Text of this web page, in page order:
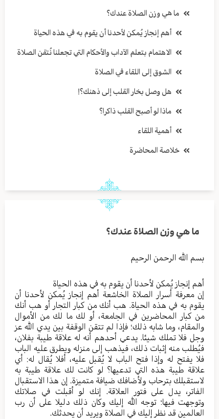
ما هي وزن الصلاة عندك؟
أهم إنجاز يُمكن لأحدنا أن يقوم به في هذه الحياة
الاهتمام بتعلم الآداب والأحكام التي تجعلنا نُتقن الصلاة
الشوق إلى اللقاء في الصلاة
هل وصل بخار القلب إلى ذهنك؟!
ماذا لو أصبح القلب ذاكرا؟
أهمية اللقاء
خلاصة المحاضرة
ما هي وزن الصلاة عندك؟
بسم الله الرحمن الرحيم
أهم إنجاز يُمكن لأحدنا أن يقوم به في هذه الحياة
إن معرفة أسرار الصلاة الخاشعة أهم إنجاز يُمكن لأحدنا أن
يقوم به في هذه الحياة. هب أنك من كبار التجار أو هب أنك
من كبار المحاضرين في الجامعة، أو لك ما لك من الأموال
والمقام، وما شابه ذلك؛ فإذا لم تتقن الوقفة بين يدي الله عز
وجل فلا تملك شيئا. يدعي أحدهم أنه له علاقة طيبة بفلان،
فيُطلب منه إثبات ذلك، فيذهب إلى منزله ويطرق عليه الباب
فلا يفتح له وإذا فتح الباب لا يُقبل عليه، أفلا يُقال له: أي
علاقة طيبة هذه التي تدعيها؟ لو كانت لك علاقة طيبة به
لاستقبلك بترحاب ولأضافك ضيافة متميزة. إن هذا الاستقبال
الفاتر، يدل على فتور العلاقة. إنك لو أقبلت في صلاتك
وتوجهت فيها؛ توجه الله إليك وكان ذلك دليلا على أن رب
العالمين قد نظر إليك في الصلاة ويريد أن يحدثك.